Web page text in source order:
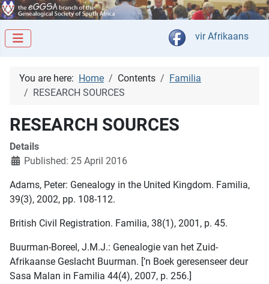
Select your
vir Afrikaans
You are here: Home Contents
Familia
RESEARCH SOURCES
RESEARCH SOURCES
Details
Published: 25 April 2016
Adams, Peter: Genealogy in the United Kingdom. Familia,
39(3), 2002, pp. 108-112.
British Civil Registration. Familia, 38(1), 2001, p. 45.
Buurman-Boreel, J.M.J.: Genealogie van het Zuid-
Afrikaanse Geslacht Buurman. [’n Boek geresenseer deur
Sasa Malan in Familia 44(4), 2007, p. 256.]